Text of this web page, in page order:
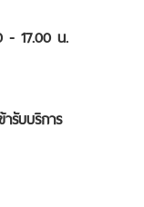
น.
รับบริการ